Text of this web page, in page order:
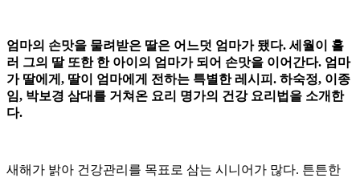
엄마의 손맛을 물려받은 딸은 어느덧 엄마가 됐다. 세월이 흘
러 그의 딸 또한 한 아이의 엄마가 되어 손맛을 이어간다. 엄마
가 딸에게, 딸이 엄마에게 전하는 특별한 레시피. 하숙정, 이종
임, 박보경 삼대를 거쳐온 요리 명가의 건강 요리법을 소개한
다.
새해가 밝아 건강관리를 목표로 삼는 시니어가 많다. 튼튼한